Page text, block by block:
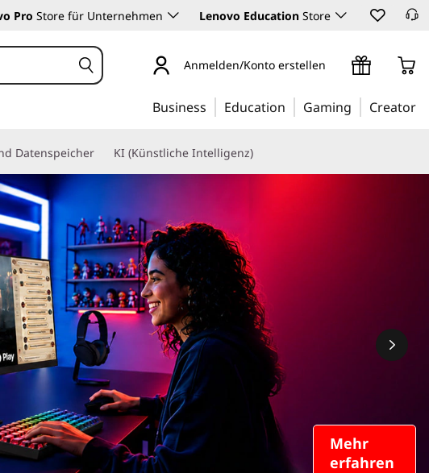
Pro Store für Unternehmen Lenovo Education Store
Anmelden/Konto erstellen
Business Education Gaming Creator
Datenspeicher KI (Künstliche Intelligenz)
Mehr
erfahren